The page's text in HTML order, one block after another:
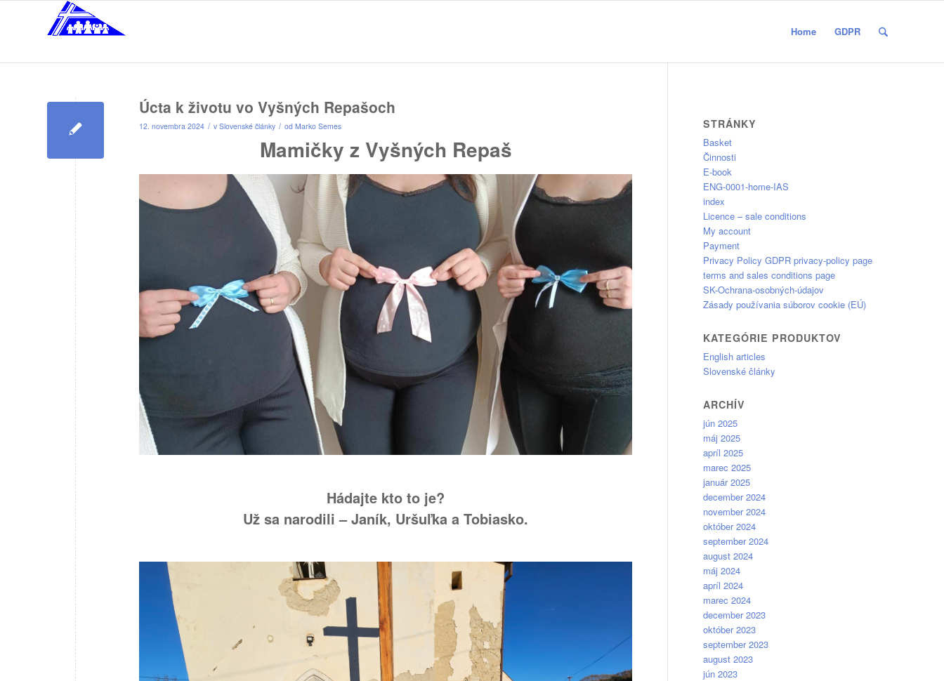
Home GDPR
Úcta k životu vo Vyšných Repašoch
12. novembra 2024 / v Slovenské články / od Marko Semes
Mamičky z Vyšných Repaš
Hádajte kto to je?
Už sa narodili – Janík, Uršuľka a Tobiasko.
STRÁNKY
Basket
Činnosti
E-book
ENG-0001-home-IAS
index
Licence – sale conditions
My account
Payment
Privacy Policy GDPR privacy-policy page
terms and sales conditions page
SK-Ochrana-osobných-údajov
Zásady používania súborov cookie (EÚ)
KATEGÓRIE PRODUKTOV
English articles
Slovenské články
ARCHÍV
jún 2025
máj 2025
apríl 2025
marec 2025
január 2025
december 2024
november 2024
október 2024
september 2024
august 2024
máj 2024
apríl 2024
marec 2024
december 2023
október 2023
september 2023
august 2023
jún 2023